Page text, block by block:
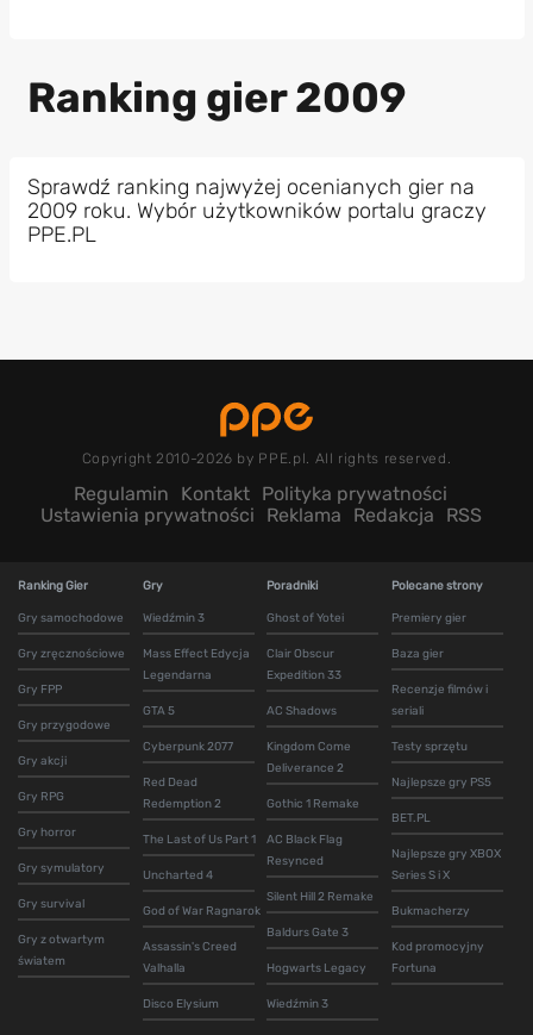
Ranking gier 2009
Sprawdź ranking najwyżej ocenianych gier na
2009 roku. Wybór użytkowników portalu graczy
PPE.PL
Copyright 2010-2026 by PPE.pl. All rights reserved.
Regulamin Kontakt Polityka prywatności
Ustawienia prywatności
Reklama Redakcja RSS
Ranking Gier
Gry samochodowe
Gry zręcznościowe
Gry FPP
Gry przygodowe
Gry akcji
Gry RPG
Gry horror
Gry symulatory
Gry survival
Gry z otwartym
światem
Gry
Wiedźmin 3
Mass Effect Edycja
Legendarna
GTA 5
Cyberpunk 2077
Red Dead
Redemption 2
The Last of Us Part 1
Uncharted 4
God of War Ragnarok
Assassin's Creed
Valhalla
Disco Elysium
Poradniki
Ghost of Yotei
Clair Obscur
Expedition 33
AC Shadows
Kingdom Come
Deliverance 2
Gothic 1 Remake
AC Black Flag
Resynced
Silent Hill 2 Remake
Baldurs Gate 3
Hogwarts Legacy
Wiedźmin 3
Polecane strony
Premiery gier
Baza gier
Recenzje filmów i
seriali
Testy sprzętu
Najlepsze gry PS5
BET.PL
Najlepsze gry XBOX
Series S i X
Bukmacherzy
Kod promocyjny
Fortuna